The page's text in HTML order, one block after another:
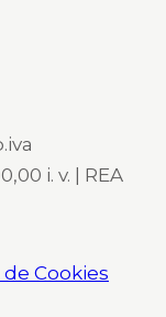
i. v. | REA
Cookies